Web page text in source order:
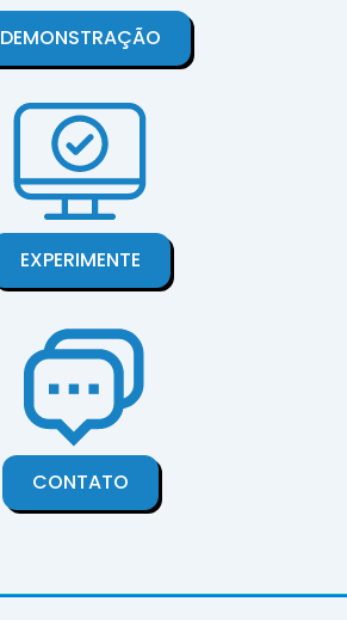
DEMONSTRAÇÃO
EXPERIMENTE
CONTATO